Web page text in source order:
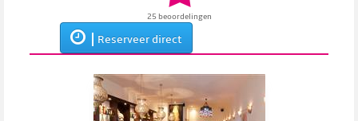
25 beoordelingen
Reserveer direct